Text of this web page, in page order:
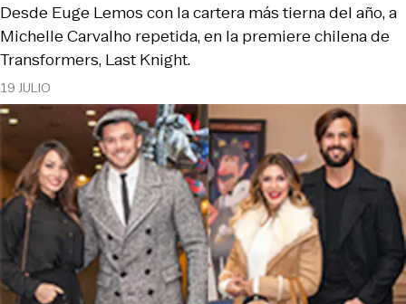
19 JULIO
Desde Euge Lemos con la cartera más tierna del año, a
Michelle Carvalho repetida, en la premiere chilena de
Transformers, Last Knight.